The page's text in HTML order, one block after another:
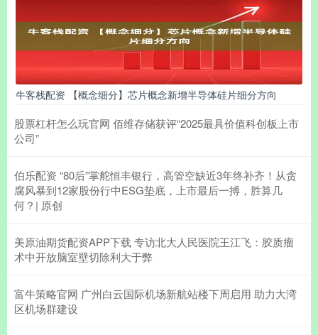
牛客栈配资 【概念细分】芯片概念新增半导体硅片细分方向
股票杠杆怎么玩官网 佰维存储获评“2025最具价值科创板上市
公司”
伯乐配资 “80后”掌舵恒丰银行，高管空缺近3年终补齐！从贪
腐风暴到12家股份行中ESG垫底，上市最后一搏，胜算几
何？| 原创
美原油期货配资APP下载 专访北大人民医院王江飞：胶质瘤
术中开放脑室壁切除利大于弊
富牛策略官网 广州白云国际机场新航站楼下周启用 助力大湾
区机场群建设